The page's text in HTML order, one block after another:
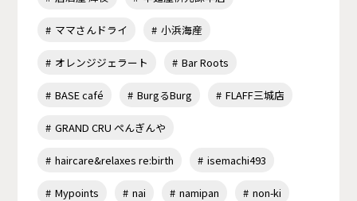
ママさんドライ 小浜海産
オレンジジェラート Bar Roots
BASE café BurgるBurg FLAFF三城店
GRAND CRU ぺんぎんや
haircare&relaxes re:birth isemachi493
Mypoints nai namipan non-ki